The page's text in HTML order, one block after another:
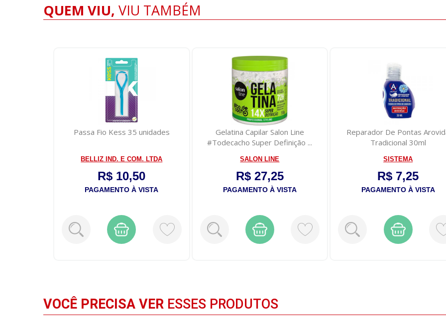
QUEM VIU, VIU TAMBÉM
Passa Fio Kess 35 unidades
BELLIZ IND. E COM. LTDA
R$ 10,50
PAGAMENTO À VISTA
Gelatina Capilar Salon Line
#Todecacho Super Definição ...
SALON LINE
R$ 27,25
PAGAMENTO À VISTA
Reparador De Pontas
Tradicional 30ml
SISTEMA
R$ 7,25
PAGAMENTO À VISTA
VOCÊ PRECISA VER ESSES PRODUTOS